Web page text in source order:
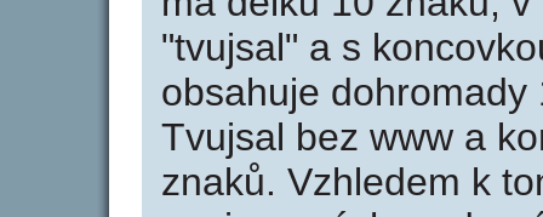
"tvujsal" a s
obsahuje
Tvujsal bez www a
znaků. Vzhledem k